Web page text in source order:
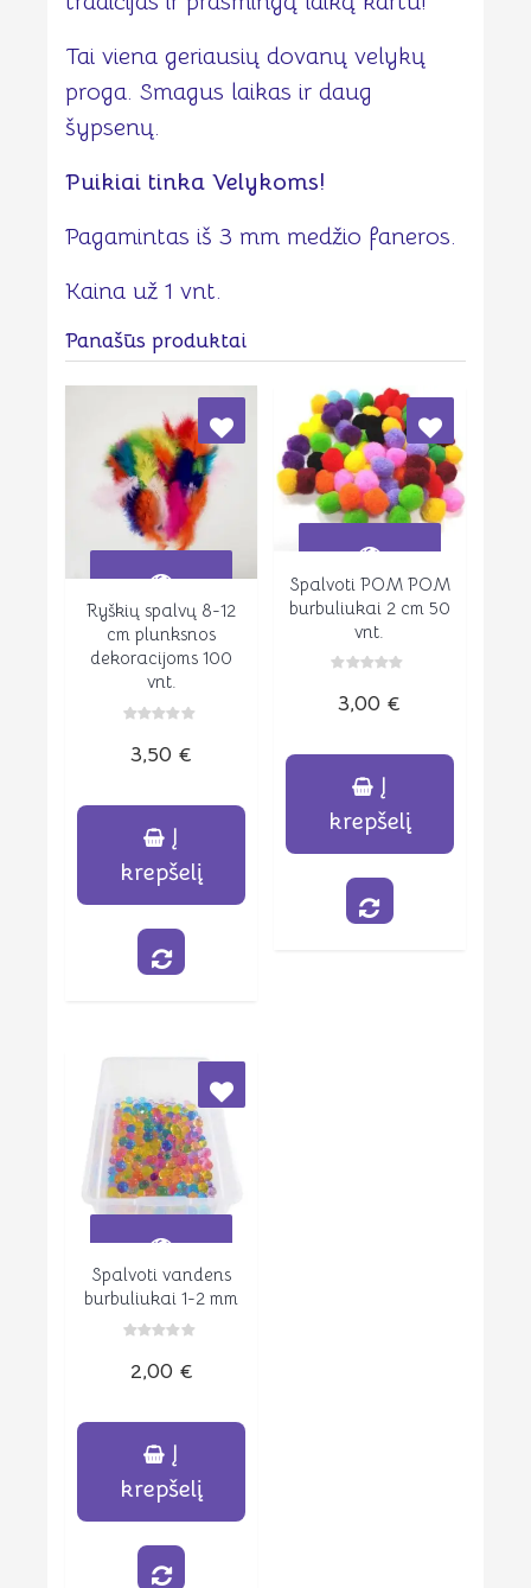
Tai viena geriausių dovanų velykų
proga. Smagus laikas ir daug
šypsenų.
Puikiai tinka Velykoms!
Pagamintas iš 3 mm medžio faneros.
Kaina už 1 vnt.
Panašūs produktai
Peržiūrėti
Ryškių spalvų 8-12
cm plunksnos
dekoracijoms 100
vnt.
iš3,50 €
Į
krepšelį
Peržiūrėti
Spalvoti POM POM
burbuliukai 2 cm 50
vnt.
iš
3,00 €
Į
krepšelį
Peržiūrėti
Spalvoti vandens
burbuliukai 1-2 mm
iš2,00 €
Į
krepšelį